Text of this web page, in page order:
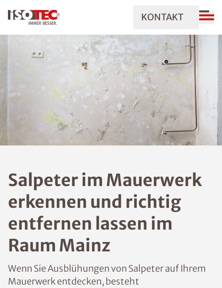
KONTAKT
Salpeter im Mauerwerk
erkennen und richtig
entfernen lassen im
Raum Mainz
Wenn Sie Ausblühungen von Salpeter auf Ihrem
Mauerwerk entdecken, besteht